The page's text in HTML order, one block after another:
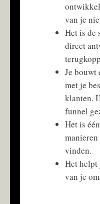
van je
Het is de
direct
Je bouwt
met je
klanten.
funnel
Het is
vinden.
Het
van je